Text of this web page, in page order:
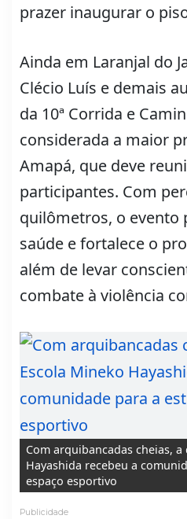
prazer inaugurar o
Ainda em Laranjal do
Clécio Luís e demais
da 10ª Corrida e
considerada a maior
Amapá, que deve
participantes. Com
quilômetros, o evento
saúde e fortalece o
além de levar
combate à violência
Com arquibancadas cheias,
Hayashida recebeu a
espaço esportivo
Publicidade